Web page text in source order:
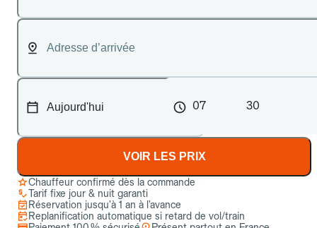
07 30
VOIR LES PRIX
Chauffeur confirmé dès la commande
Tarif fixe jour & nuit garanti
Réservation jusqu’à 1 an à l’avance
Replanification automatique si retard de vol/train